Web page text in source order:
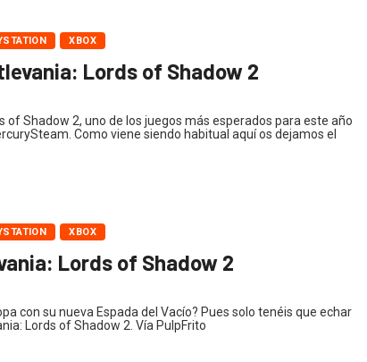
XBOX
Lords of Shadow 2
Shadow 2, uno de los juegos más esperados para este año
Como viene siendo habitual aquí os dejamos el
XBOX
Lords of Shadow 2
con su nueva Espada del Vacío? Pues solo tenéis que echar
Lords of Shadow 2. Vía PulpFrito